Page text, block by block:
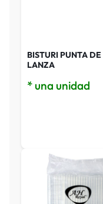
BISTURI PUNTA DE
LANZA
* una unidad